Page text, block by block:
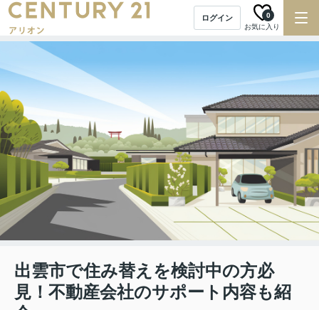
ログイン
お気に入り
0
出雲市で住み替えを検討中の方必
見！不動産会社のサポート内容も紹